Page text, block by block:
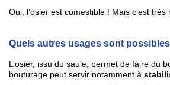
Oui, l’osier est comestible ! Mais c’est très
Quels autres usages sont
L’osier, issu du saule, permet de faire du
bouturage peut servir notamment à